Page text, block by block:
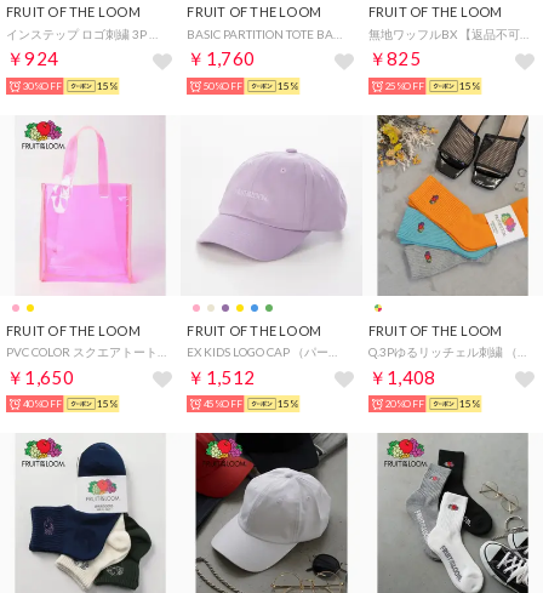
FRUIT OF THE LOOM
￥924
30%OFF 15%
FRUIT OF THE LOOM
￥1,760
50%OFF 15%
FRUIT OF THE LOOM
無地ワッフルBX 【返品不可商品】 （ブラック）
￥825
25%OFF 15%
FRUIT OF THE LOOM
￥1,650
40%OFF 15%
FRUIT OF THE LOOM
￥1,512
45%OFF 15%
FRUIT OF THE LOOM
￥1,408
20%OFF 15%